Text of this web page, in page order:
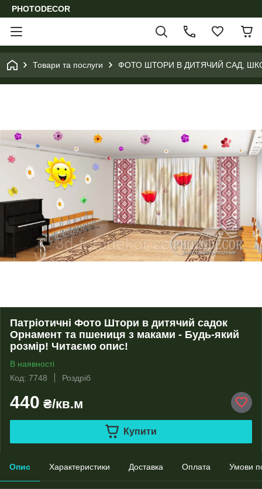
PHOTODECOR
Товари та послуги ФОТО ШТОРИ В ДИТЯЧИЙ САД,
Патріотичні Фото Штори в дитячий садок
Орнамент та пшениця з маками - Будь-який
розмір! Читаємо опис!
В наявності
Код: 7748
Роздріб
440 ₴/кв.м
Купити
Опис Характеристики Доставка Оплата Умови